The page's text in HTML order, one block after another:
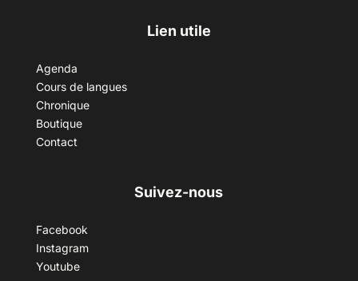
Lien utile
Agenda
Cours de langues
Chronique
Boutique
Contact
Suivez-nous
Facebook
Instagram
Youtube